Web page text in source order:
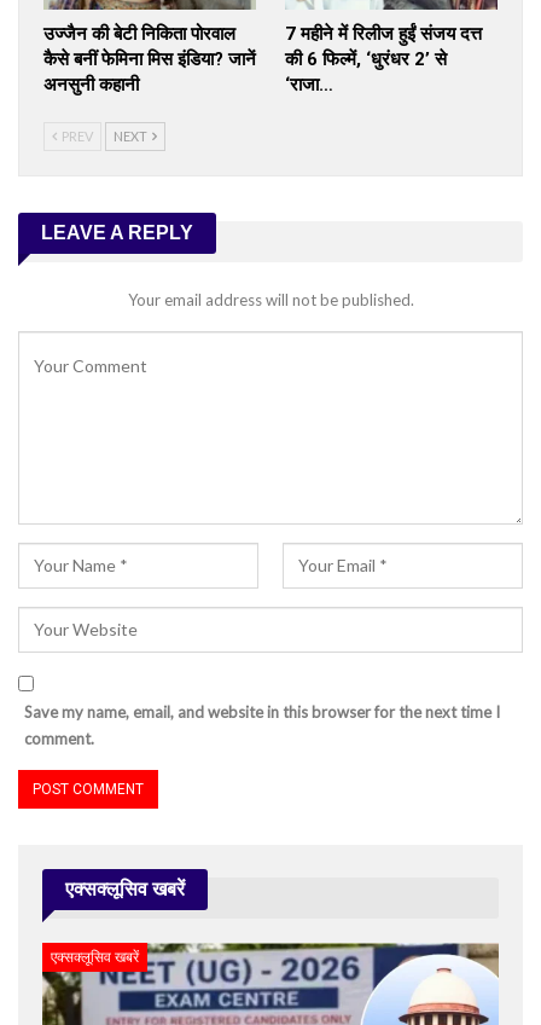
उज्जैन की बेटी निकिता पोरवाल
कैसे बनीं फेमिना मिस इंडिया? जानें
अनसुनी कहानी
7 महीने में रिलीज हुईं संजय दत्त
की 6 फिल्में, ‘धुरंधर 2’ से
‘राजा…
PREV NEXT
LEAVE A REPLY
Your email address will not be published.
Save my name, email, and website in this browser for the next time I
comment.
एक्सक्लूसिव खबरें
एक्सक्लूसिव खबरें